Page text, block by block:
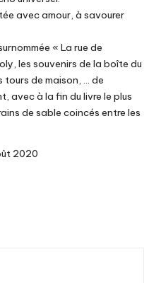
avec amour, à savourer
« La rue de
les souvenirs de la boîte du
tours de maison, … de
avec à la fin du livre le plus
de sable coincés entre les
2020